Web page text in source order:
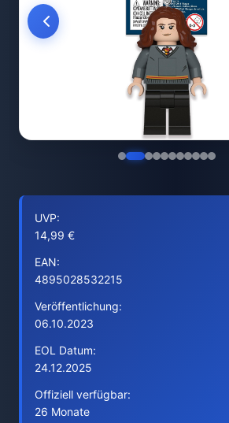
UVP:
14,99 €
EAN:
4895028532215
Veröffentlichung:
06.10.2023
EOL Datum:
24.12.2025
Offiziell verfügbar:
26 Monate